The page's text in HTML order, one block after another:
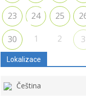
23 24 25
30 1 2 3
Lokalizace
Čeština